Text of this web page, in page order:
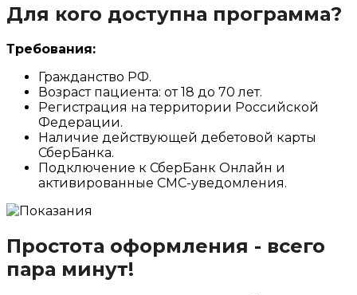
Для кого доступна программа?
Требования:
Гражданство РФ.
Возраст пациента: от 18 до 70 лет.
Регистрация на территории Российской
Федерации.
Наличие действующей дебетовой карты
СберБанка.
Подключение к СберБанк Онлайн и
активированные СМС-уведомления.
Простота оформления - всего
пара минут!